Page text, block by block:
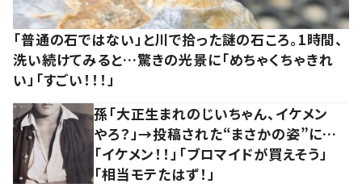
「普通の石ではない」と川で拾った謎の石ころ。1時間、
洗い続けてみると…驚きの光景に「めちゃくちゃきれ
い」「すごい！！！」
孫「大正生まれのじいちゃん、イケメン
やろ？」→投稿された“まさかの姿”に…
「イケメン！！」「ブロマイドが買えそう」
「相当モテたはず！」